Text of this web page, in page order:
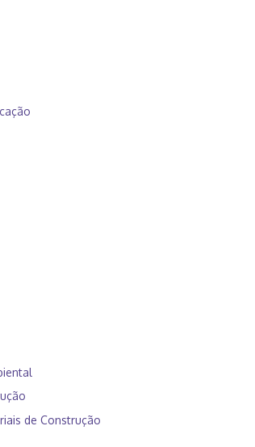
de Construção